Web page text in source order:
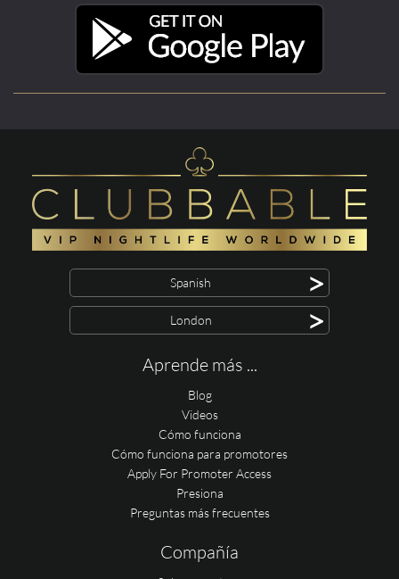
Spanish >
London >
Aprende más ...
Blog
Videos
Cómo funciona
Cómo funciona para promotores
Apply For Promoter Access
Presiona
Preguntas más frecuentes
Compañía